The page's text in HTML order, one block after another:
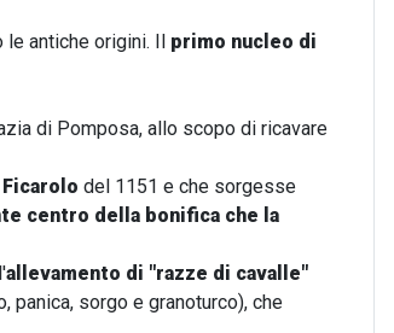
le antiche origini. Il primo nucleo di
di Pomposa, allo scopo di ricavare
del 1151 e che sorgesse
centro della bonifica che la
allevamento di "razze di cavalle"
panica, sorgo e granoturco), che